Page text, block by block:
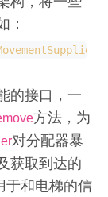
：
的接口，一
方法，为
对分配器暴
获取到达的
于和电梯的信